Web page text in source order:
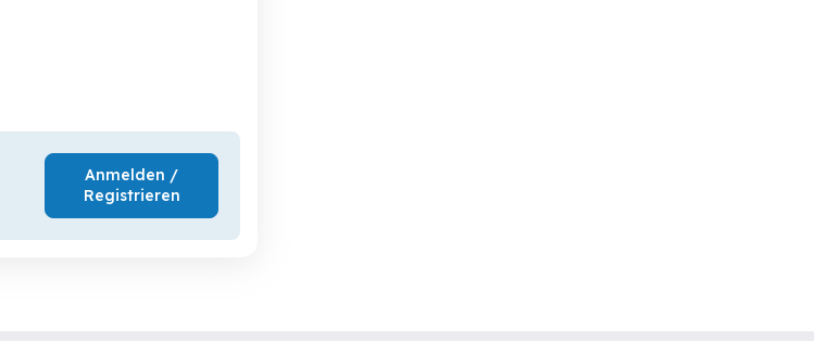
Anmelden /
Registrieren